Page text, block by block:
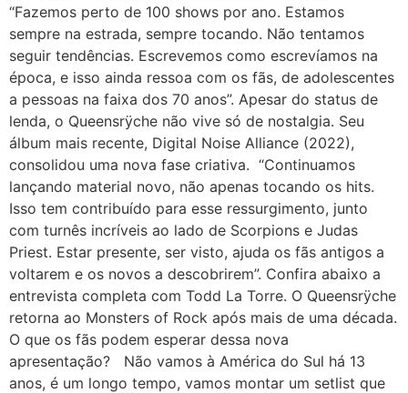
“Fazemos perto de 100 shows por ano. Estamos
sempre na estrada, sempre tocando. Não tentamos
seguir tendências. Escrevemos como escrevíamos na
época, e isso ainda ressoa com os fãs, de adolescentes
a pessoas na faixa dos 70 anos”. Apesar do status de
lenda, o Queensrÿche não vive só de nostalgia. Seu
álbum mais recente, Digital Noise Alliance (2022),
consolidou uma nova fase criativa. “Continuamos
lançando material novo, não apenas tocando os hits.
Isso tem contribuído para esse ressurgimento, junto
com turnês incríveis ao lado de Scorpions e Judas
Priest. Estar presente, ser visto, ajuda os fãs antigos a
voltarem e os novos a descobrirem”. Confira abaixo a
entrevista completa com Todd La Torre. O Queensrÿche
retorna ao Monsters of Rock após mais de uma década.
O que os fãs podem esperar dessa nova
apresentação? Não vamos à América do Sul há 13
anos, é um longo tempo, vamos montar um setlist que